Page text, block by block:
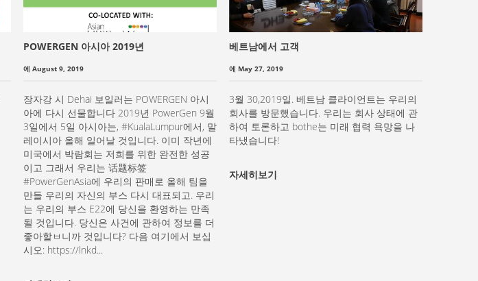
POWERGEN 아시아 2019년
에 August 9, 2019
장자강 시 Dehai 보일러는 POWERGEN 아시
아에 다시 선물합니다 2019년 PowerGen 9월
3일에서 5일 아시아는, #KualaLumpur에서, 말
레이시아 올해 일어날 것입니다. 이미 작년에
미국에서 박람회는 저희를 위한 완전한 성공
이고 그래서 우리는 话题标签
#PowerGenAsia에 우리의 판매로 올해 팀을
만들 우리의 자신의 부스 다시 대표되고. 우리
는 우리의 부스 E22에 당신을 환영하는 만족
될 것입니다. 당신은 사건에 관하여 정보를 더
좋아할ㅂ니까 것입니다? 다음 여기에서 보십
시오: https://lnkd...
베트남에서 고객
에 May 27, 2019
3월 30,2019일. 베트남 클라이언트는 우리의
회사를 방문했습니다. 우리는 회사 상태에 관
하여 토론하고 bothe는 미래 협력 욕망을 나
타냈습니다!
자세히보기